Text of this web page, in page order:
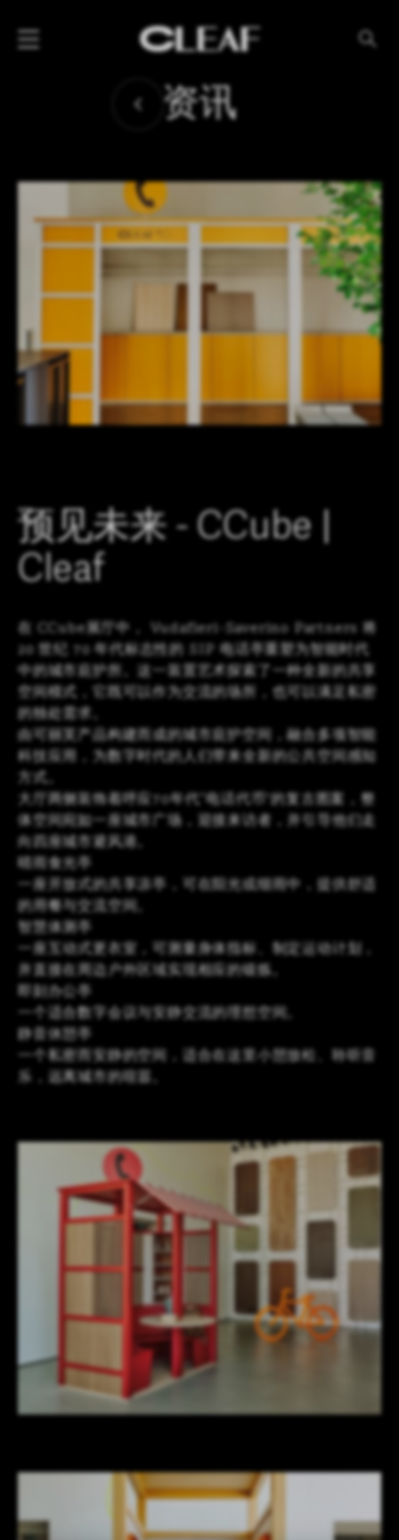
产品系列
公司
资讯
案例
下载专区
代理商
LOGIN
资讯
预见未来 - CCube |
Cleaf
在 CCube展厅中， Vudafieri-Saverino Partners 将
20 世纪 70 年代标志性的 SIP 电话亭重塑为智能时代
中的城市庇护所。这一装置艺术探索了一种全新的共享
空间模式，它既可以作为交流的场所，也可以满足私密
的独处需求。
由可丽芙产品构建而成的城市庇护空间，融合多项智能
科技应用，为数字时代的人们带来全新的公共空间感知
方式。
大厅两侧装饰着呼应70年代“电话代币”的复古图案，整
体空间宛如一座城市广场，迎接来访者，并引导他们走
向四座城市避风港。
晴雨食光亭
一座开放式的共享凉亭，可在阳光或细雨中，提供舒适
的用餐与交流空间。
智慧体测亭
一座互动式更衣室，可测量身体指标、制定运动计划，
并直接在周边户外区域实现相应的锻炼。
即刻办公亭
一个适合数字会议与安静交流的理想空间。
静音休憩亭
一个私密而安静的空间，适合在这里小憩放松、聆听音
乐，远离城市的喧嚣。